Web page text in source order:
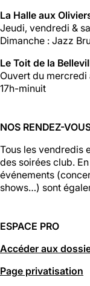
La Halle aux
Jeudi, vendredi &
Dimanche : Jazz
Le Toit de la
Ouvert du mercredi
17h-minuit
NOS RENDEZ-
Tous les vendredis
des soirées club.
événements
shows…) sont
ESPACE PRO
Accéder aux
Page privatisation